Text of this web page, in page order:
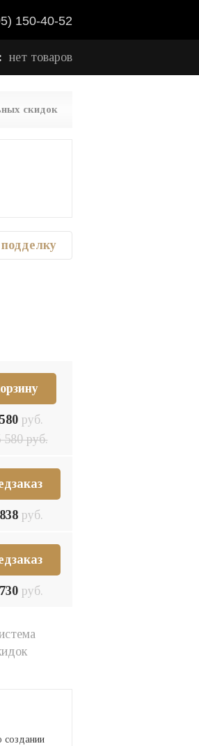
150-40-52
нет товаров
скидок
руб.
580руб.
руб.
руб.